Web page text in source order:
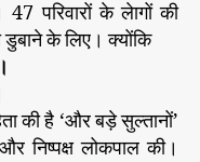
परिवारों के लेागों की
के लिए। क्योंकि
की है ‘और बड़े सुल्तानों’
लोकपाल की।